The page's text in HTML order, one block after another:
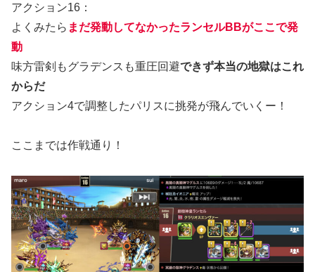
アクション16：
よくみたら まだ発動してなかったランセルBBがここで発
動
味方雷剣もグラデンスも重圧回避できず本当の地獄はこれ
からだ
アクション4で調整したパリスに挑発が飛んでいくー！
ここまでは作戦通り！